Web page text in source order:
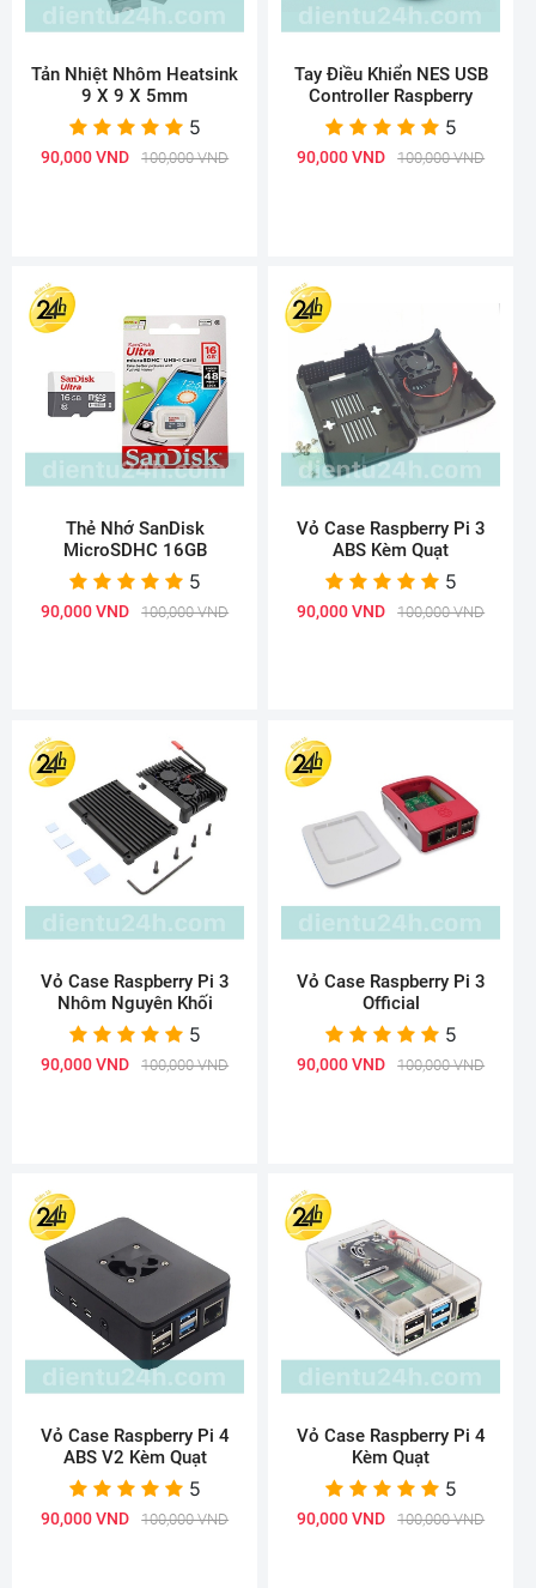
Tản Nhiệt Nhôm Heatsink
9 X 9 X 5mm
5
90,000 VND 100,000 VND
Tay Điều Khiển NES USB
Controller Raspberry
5
90,000 VND 100,000 VND
Thẻ Nhớ SanDisk
MicroSDHC 16GB
5
90,000 VND 100,000 VND
Vỏ Case Raspberry Pi 3
ABS Kèm Quạt
5
90,000 VND 100,000 VND
Vỏ Case Raspberry Pi 3
Nhôm Nguyên Khối
5
90,000 VND 100,000 VND
Vỏ Case Raspberry Pi 3
Official
5
90,000 VND 100,000 VND
Vỏ Case Raspberry Pi 4
ABS V2 Kèm Quạt
5
90,000 VND 100,000 VND
Vỏ Case Raspberry Pi 4
Kèm Quạt
5
90,000 VND 100,000 VND